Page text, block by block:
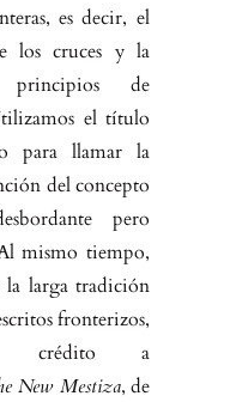
es decir, el
los cruces y la
de
el título
para llamar la
del concepto
pero
mismo tiempo,
la larga tradición
fronterizos,
crédito a
New Mestiza, de